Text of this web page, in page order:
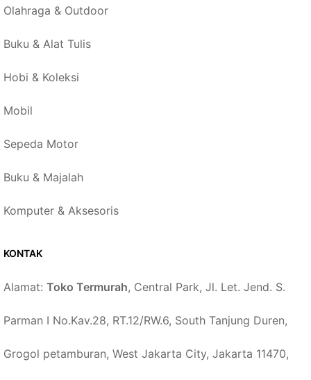
Olahraga & Outdoor
Buku & Alat Tulis
Hobi & Koleksi
Mobil
Sepeda Motor
Buku & Majalah
Komputer & Aksesoris
KONTAK
Alamat: Toko Termurah, Central Park, Jl. Let. Jend. S.
Parman I No.Kav.28, RT.12/RW.6, South Tanjung Duren,
Grogol petamburan, West Jakarta City, Jakarta 11470,